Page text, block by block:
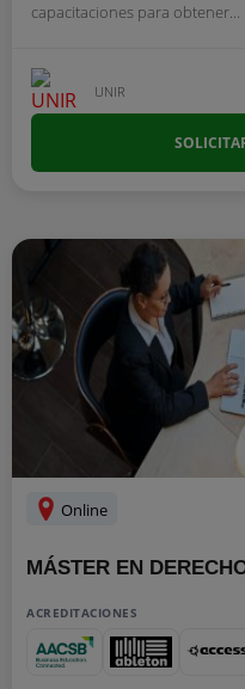
capacitaciones para obtener...
UNIR
Online
MÁSTER EN
ACREDITACIONES